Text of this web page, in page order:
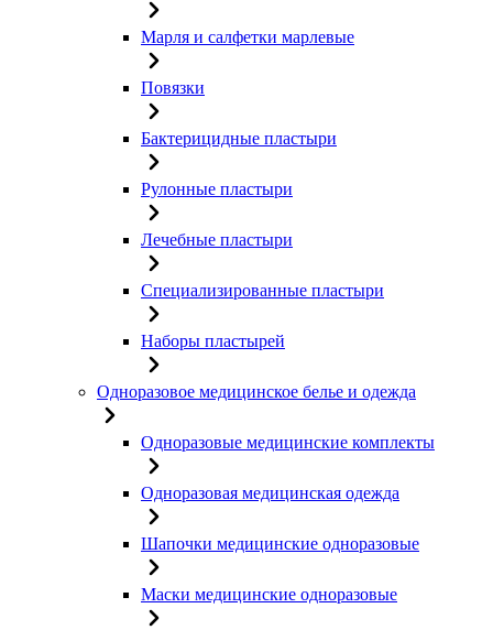
Марля и салфетки марлевые
Повязки
Бактерицидные пластыри
Рулонные пластыри
Лечебные пластыри
Специализированные пластыри
Наборы пластырей
Одноразовое медицинское белье и одежда
Одноразовые медицинские комплекты
Одноразовая медицинская одежда
Шапочки медицинские одноразовые
Маски медицинские одноразовые